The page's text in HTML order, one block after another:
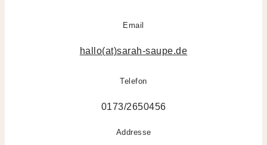
Email
hallo(at)sarah-saupe.de
Telefon
0173/2650456
Addresse